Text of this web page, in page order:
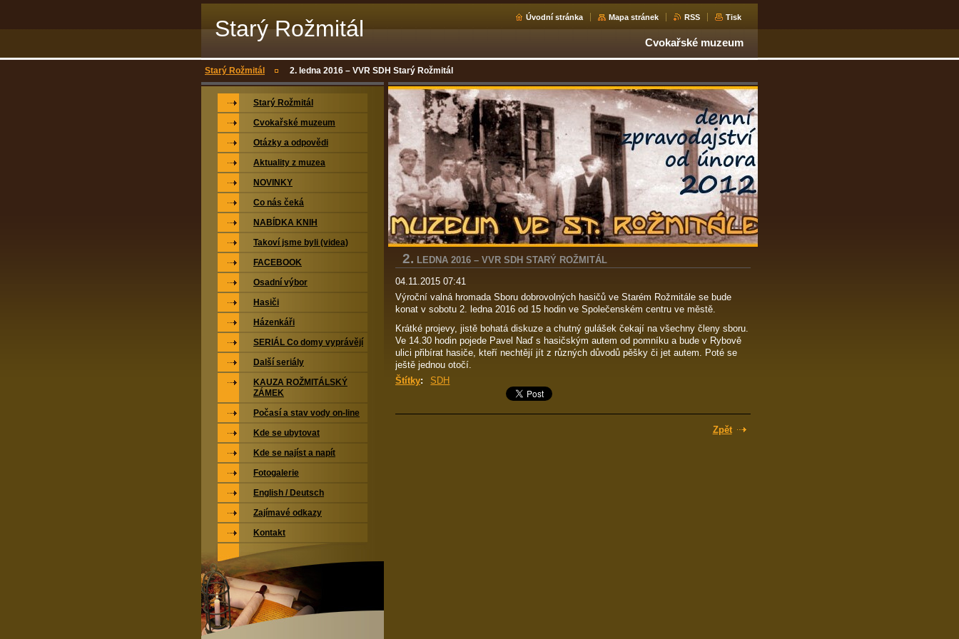
Starý Rožmitál Úvodní stránka Mapa stránek RSS Tisk
Cvokařské muzeum
Starý Rožmitál 2. ledna 2016 – VVR SDH Starý Rožmitál
2. LEDNA 2016 – VVR SDH STARÝ ROŽMITÁL
04.11.2015 07:41
Výroční valná hromada Sboru dobrovolných hasičů ve Starém Rožmitále se bude
konat v sobotu 2. ledna 2016 od 15 hodin ve Společenském centru ve městě.
Krátké projevy, jistě bohatá diskuze a chutný gulášek čekají na všechny členy sboru.
Ve 14.30 hodin pojede Pavel Naď s hasičským autem od pomníku a bude v Rybově
ulici přibírat hasiče, kteří nechtějí jít z různých důvodů pěšky či jet autem. Poté se
ještě jednou otočí.
Štítky: SDH
Zpět
Starý Rožmitál
Cvokařské muzeum
Otázky a odpovědi
Aktuality z muzea
NOVINKY
Co nás čeká
NABÍDKA KNIH
Takoví jsme byli (videa)
FACEBOOK
Osadní výbor
Hasiči
Házenkáři
SERIÁL Co domy vyprávějí
Další seriály
KAUZA ROŽMITÁLSKÝ
ZÁMEK
Počasí a stav vody on-line
Kde se ubytovat
Kde se najíst a napít
Fotogalerie
English / Deutsch
Zajímavé odkazy
Kontakt